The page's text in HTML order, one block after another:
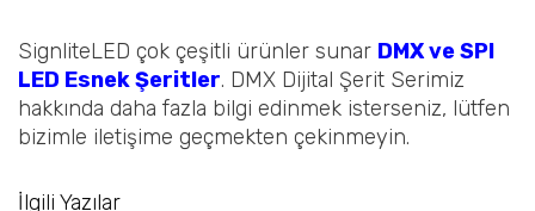
SignliteLED çok çeşitli ürünler sunar DMX ve SPI
LED Esnek Şeritler. DMX Dijital Şerit Serimiz
hakkında daha fazla bilgi edinmek isterseniz, lütfen
bizimle iletişime geçmekten çekinmeyin.
İlgili Yazılar